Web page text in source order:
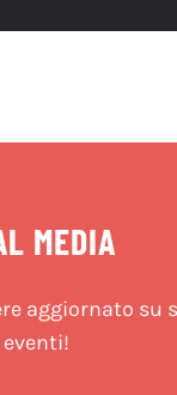
MEDIA
aggiornato su
eventi!